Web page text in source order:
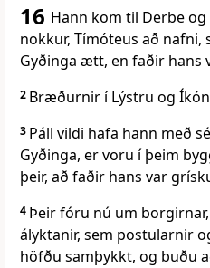
16 Hann kom til Derbe
nokkur, Tímóteus að
Gyðinga ætt, en faðir hans
2 Bræðurnir í Lýstru og
3 Páll vildi hafa hann með
Gyðinga, er voru í þeim
þeir, að faðir hans var
4 Þeir fóru nú um
ályktanir, sem postularnir
höfðu samþykkt, og buðu